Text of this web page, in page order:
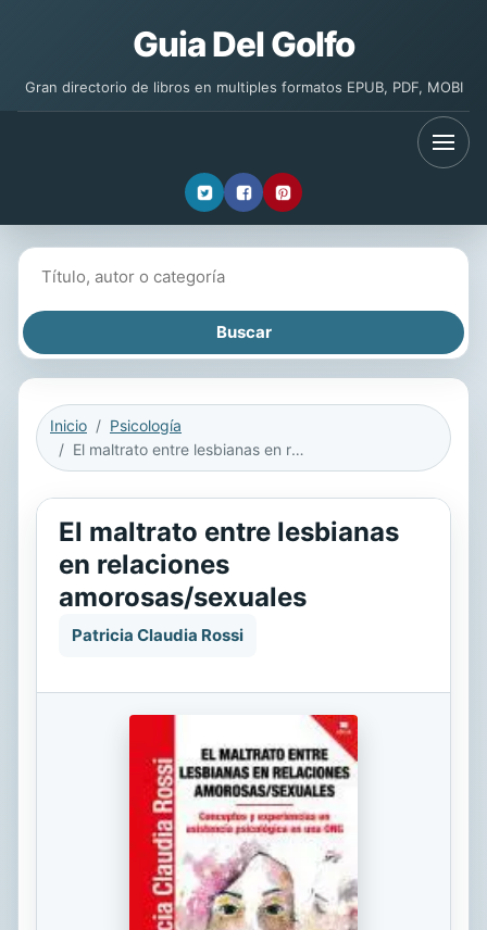
Guia Del Golfo
Gran directorio de libros en multiples formatos EPUB, PDF, MOBI
Inicio
Psicología
El maltrato entre lesbianas en relaciones amorosas/sexuales
El maltrato entre lesbianas
en relaciones
amorosas/sexuales
Patricia Claudia Rossi